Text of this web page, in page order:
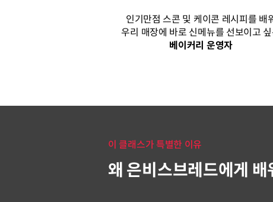
인기만점 스콘 및 케이콘 레시피를 배
우리 매장에 바로 신메뉴를 선보이고
베이커리 운영자
이 클래스가 특별한 이유
왜 은비스브레드에게 배